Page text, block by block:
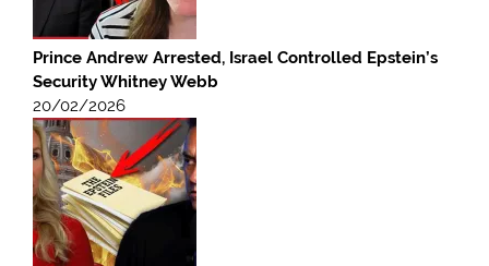
Prince Andrew Arrested, Israel Controlled Epstein’s
Security Whitney Webb
20/02/2026